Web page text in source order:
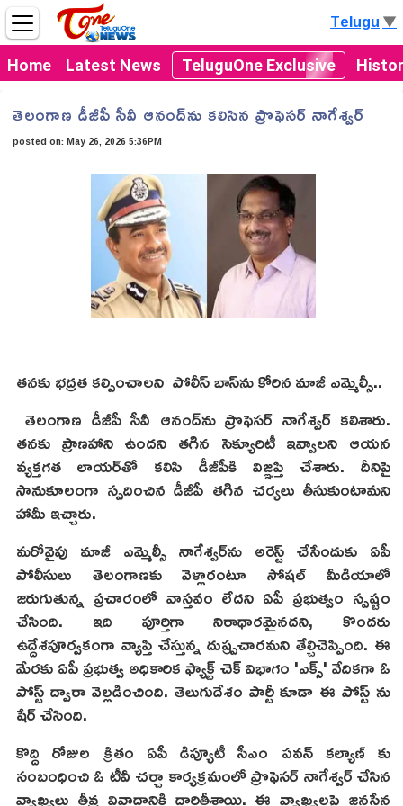
Home Latest News TeluguOne Exclusive
Telugu▼
తెలంగాణ డీజీపీ సీవీ ఆనంద్‌ను కలిసిన ప్రొఫెసర్ నాగేశ్వర్
posted on:May 26, 2026 5:36PM
తనకు భద్రత కల్పించాలని పోలీస్ బాస్‌ను కోరిన మాజీ ఎమ్మెల్సీ..
తెలంగాణ డీజీపీ సీవీ ఆనంద్‌ను ప్రొఫెసర్ నాగేశ్వర్‌ కలిశారు.
తనకు ప్రాణహాని ఉందని తగిన సెక్యూరిటీ ఇవ్వాలని ఆయన
వ్యక్తగత లాయర్‌తో కలిసి డీజీపీకి విజ్ఞప్తి చేశారు. దీనిపై
సానుకూలంగా స్పదించిన డీజీపీ తగిన చర్యలు తీసుకుంటామని
హామీ ఇచ్చారు.
మరోవైపు మాజీ ఎమ్మెల్సీ నాగేశ్వర్‌ను అరెస్ట్ చేసేందుకు ఏపీ
పోలీసులు తెలంగాణకు వెళ్లారంటూ సోషల్ మీడియాలో
జరుగుతున్న ప్రచారంలో వాస్తవం లేదని ఏపీ ప్రభుత్వం స్పష్టం
చేసింది. ఇది పూర్తిగా నిరాధారమైనదని, కొందరు
ఉద్దేశపూర్వకంగా వ్యాప్తి చేస్తున్న దుష్ప్రచారమని తేల్చిచెప్పింది. ఈ
మేరకు ఏపీ ప్రభుత్వ అధికారిక ఫ్యాక్ట్ చెక్ విభాగం 'ఎక్స్' వేదికగా ఓ
పోస్ట్ ద్వారా వెల్లడించింది. తెలుగుదేశం పార్టీ కూడా ఈ పోస్ట్ ను
షేర్ చేసింది.
కొద్ది రోజుల క్రితం ఏపీ డిప్యూటీ సీఎం పవన్ కల్యాణ్ కు
సంబంధించి ఓ టీవీ చర్చా కార్యక్రమంలో ప్రొఫెసర్ నాగేశ్వర్ చేసిన
వ్యాఖ్యలు తీవ్ర వివాదానికి దారితీశాయి. ఈ వ్యాఖ్యలపై జనసేన